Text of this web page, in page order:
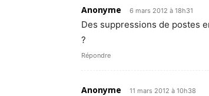
Anonyme 6 mars 2012 à 18h31
Des suppressions de postes
?
Répondre
Anonyme 11 mars 2012 à 10h38